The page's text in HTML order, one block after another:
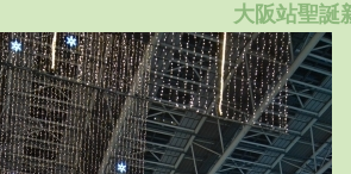
大阪站聖誕